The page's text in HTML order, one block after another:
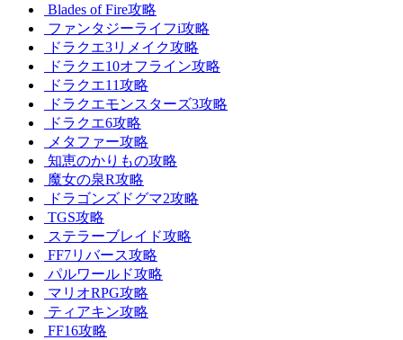
Blades of Fire攻略
ファンタジーライフi攻略
ドラクエ3リメイク攻略
ドラクエ10オフライン攻略
ドラクエ11攻略
ドラクエモンスターズ3攻略
ドラクエ6攻略
メタファー攻略
知恵のかりもの攻略
魔女の泉R攻略
ドラゴンズドグマ2攻略
TGS攻略
ステラーブレイド攻略
FF7リバース攻略
パルワールド攻略
マリオRPG攻略
ティアキン攻略
FF16攻略